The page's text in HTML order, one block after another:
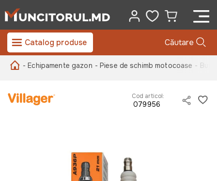
Catalog produse Căutare
- Echipamente gazon - Piese de schimb motocoase - Bujie
Cod articol:
079956